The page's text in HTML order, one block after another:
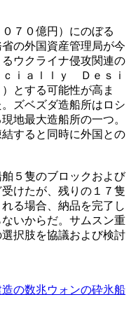
７０億円）にのぼる
の外国資産管理局が今
ウクライナ侵攻関連の
ｉａｌｌｙ Ｄｅｓｉ
とする可能性が高ま
ズベズダ造船所はロシ
地最大造船所の一つ。
すると同時に外国との
５隻のブロックおよび
けたが、残りの１７隻
る場合、納品を完了し
いからだ。サムスン重
択肢を協議および検討
の数兆ウォンの砕氷船